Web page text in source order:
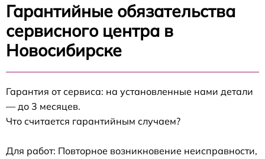
Гарантийные обязательства
сервисного центра в
Новосибирске
Гарантия от сервиса: на установленные нами детали
— до 3 месяцев.
Что считается гарантийным случаем?
Для работ: Повторное возникновение неисправности,